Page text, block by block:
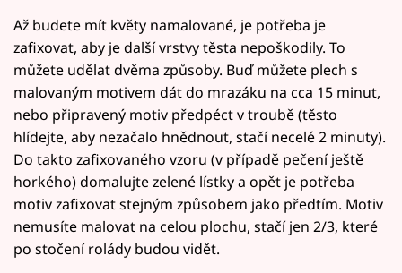
Až budete mít květy namalované, je potřeba je
zafixovat, aby je další vrstvy těsta nepoškodily. To
můžete udělat dvěma způsoby. Buď můžete plech s
malovaným motivem dát do mrazáku na cca 15 minut,
nebo připravený motiv předpéct v troubě (těsto
hlídejte, aby nezačalo hnědnout, stačí necelé 2 minuty).
Do takto zafixovaného vzoru (v případě pečení ještě
horkého) domalujte zelené lístky a opět je potřeba
motiv zafixovat stejným způsobem jako předtím. Motiv
nemusíte malovat na celou plochu, stačí jen 2/3, které
po stočení rolády budou vidět.